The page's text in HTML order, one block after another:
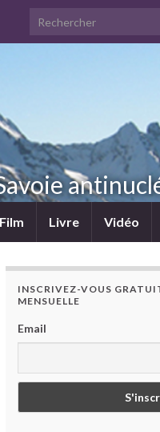
Search for:
Film Livre Vidéo
INSCRIVEZ-VOUS
MENSUELLE
Email